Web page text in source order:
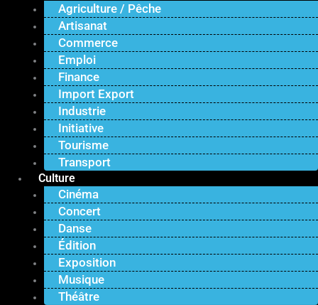
Agriculture / Pêche
Artisanat
Commerce
Emploi
Finance
Import Export
Industrie
Initiative
Tourisme
Transport
Culture
Cinéma
Concert
Danse
Édition
Exposition
Musique
Théâtre